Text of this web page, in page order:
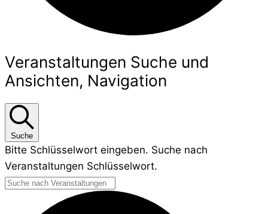
Veranstaltungen Suche und
Ansichten, Navigation
Suche
Bitte Schlüsselwort eingeben. Suche nach
Veranstaltungen Schlüsselwort.